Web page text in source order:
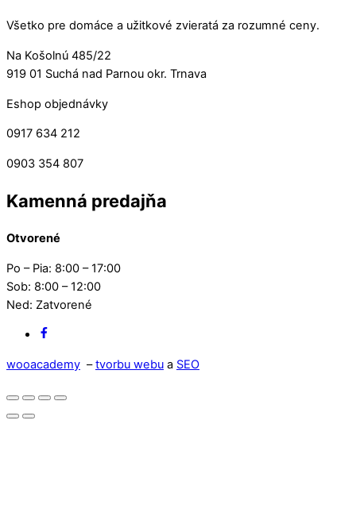
Všetko pre domáce a užitkové zvieratá za rozumné ceny.
Na Košolnú 485/22
919 01 Suchá nad Parnou okr. Trnava
Eshop objednávky
0917 634 212
0903 354 807
Kamenná predajňa
Otvorené
Po – Pia: 8:00 – 17:00
Sob: 8:00 – 12:00
Ned: Zatvorené
wooacademy –tvorbu webu a SEO